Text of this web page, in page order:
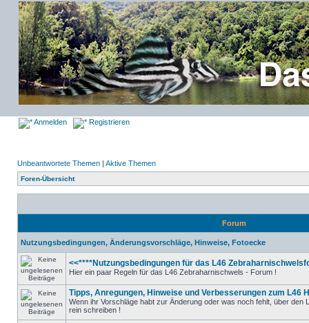
Anmelden Registrieren
Unbeantwortete Themen | Aktive Themen
Foren-Übersicht
Forum
Nutzungsbedingungen, Änderungsvorschläge, Hinweise, Fotoecke
<<****Nutzungsbedingungen für das L46
Hier ein paar Regeln für das L46 Zebraharnischwels - Forum !
Tipps, Anregungen, Hinweise und Verbesserungen zum L46
Wenn ihr Vorschläge habt zur Änderung oder was noch fehlt, über den
rein schreiben !